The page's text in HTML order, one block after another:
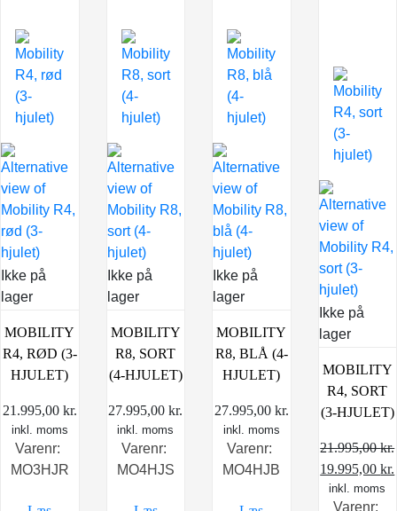
Ikke på
lager
MOBILITY
R4, RØD (3-
HJULET)
21.995,00 kr.
inkl. moms
Varenr:
MO3HJR
Ikke på
lager
MOBILITY
R8, SORT
(4-HJULET)
27.995,00kr.
inkl. moms
Varenr:
MO4HJS
Ikke på
lager
MOBILITY
R8, BLÅ (4-
HJULET)
27.995,00 kr.
inkl. moms
Varenr:
MO4HJB
Ikke på
lager
MOBILITY
R4, SORT
(3-HJULET)
21.995,00kr.
Den
oprindelige
19.995,00kr.
inkl. moms
Varenr: